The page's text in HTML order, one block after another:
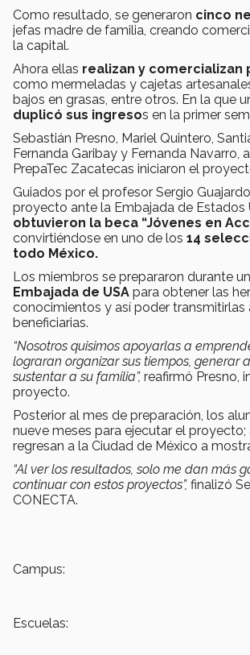
Como resultado, se generaron cinco
jefas madre de familia, creando
la capital.
Ahora ellas realizan y comercializan
como mermeladas y cajetas
bajos en grasas, entre otros. En la que
duplicó sus ingresos en la primer
Sebastián Presno, Mariel Quintero,
Fernanda Garibay y Fernanda Navarro,
PrepaTec Zacatecas iniciaron el
Guiados por el profesor Sergio
proyecto ante la Embajada de Estados
obtuvieron la beca “Jóvenes en
convirtiéndose en uno de los 14
todo México.
Los miembros se prepararon durante
Embajada de USA para obtener las
conocimientos y así poder transmitirlas
beneficiarias.
“Nosotros quisimos apoyarlas a
lograran organizar sus tiempos, generar
sustentar a su familia”, reafirmó Presno,
proyecto.
Posterior al mes de preparación, los
nueve meses para ejecutar el proyecto;
regresan a la Ciudad de México a
“Al ver los resultados, solo me dan más
continuar con estos proyectos”, finalizó
CONECTA.
Campus:
Escuelas: